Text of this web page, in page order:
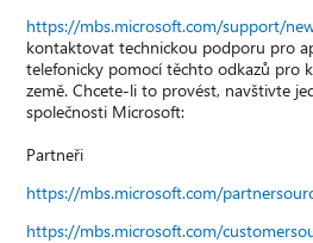
https://mbs.microsoft.com/support/
kontaktovat technickou podporu pro
telefonicky pomocí těchto odkazů pro
země. Chcete-li to provést, navštivte
společnosti Microsoft:
Partneři
https://mbs.microsoft.com/
https://mbs.microsoft.com/